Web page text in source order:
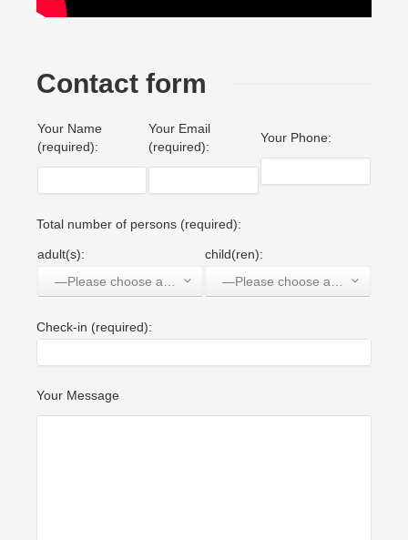
Contact form
Your Name
(required):
Your Email
(required):
Your Phone:
Total number of persons (required):
adult(s):
child(ren):
Check-in (required):
Your Message